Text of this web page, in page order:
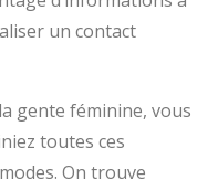
un contact
gente féminine, vous
toutes ces
On trouve